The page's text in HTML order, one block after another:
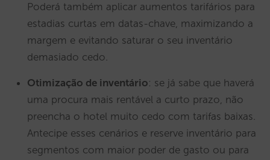
Poderá também aplicar aumentos tarifários para
estadias curtas em datas-chave, maximizando a
margem e evitando saturar o seu inventário
demasiado cedo.
Otimização de inventário: se já sabe que haverá
uma procura mais rentável a curto prazo, não
preencha o hotel muito cedo com tarifas baixas.
Antecipe esses cenários e reserve inventário para
segmentos com maior poder de gasto ou para